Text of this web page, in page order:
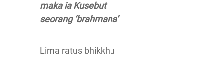
maka ia Kusebut
seorang ‘brahmana’
Lima ratus bhikkhu